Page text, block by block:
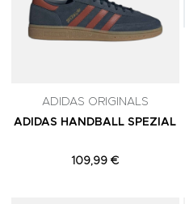
ADIDAS ORIGINALS
ADIDAS HANDBALL SPEZIAL
109,99 €